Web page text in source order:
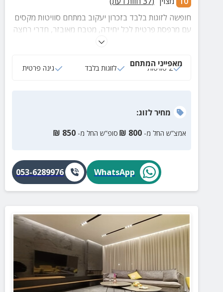
חופשה לזוגות בלבד בזכרון יעקוב במתחם סוויטות מקסים
עם מרפסת פרטית לכל יחידה, מטבח מאובזר, חדרי רחצה
מושקעים, קרבה למדרחוב זכרון, מסעדות בוטיק, ברים
מאפייני המתחם
2 סוויטות לזוגות בלבד גינה פרטית
מחירלזוג:
אמצ”ש החל מ- 800
₪ סופ”ש החל מ- 850
₪
WhatsApp
053-6289976